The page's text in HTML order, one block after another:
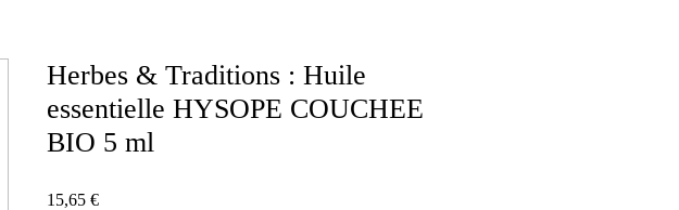
Herbes & Traditions : Huile
essentielle HYSOPE COUCHEE
BIO 5 ml
15,65 €Prix